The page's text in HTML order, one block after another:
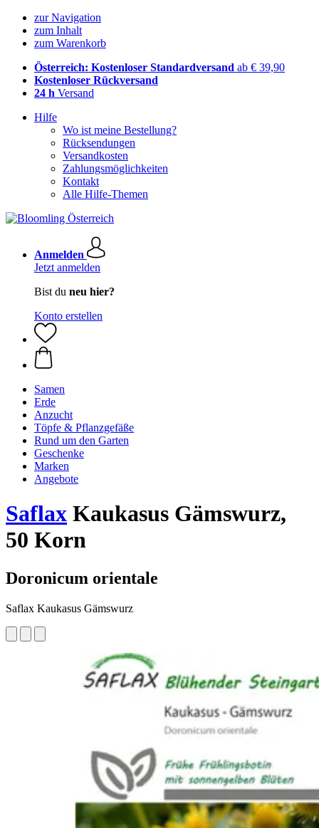
zur Navigation
zum Inhalt
zum Warenkorb
Österreich: Kostenloser Standardversand ab € 39,90
Kostenloser Rückversand
24 h Versand
Hilfe
Wo ist meine Bestellung?
Rücksendungen
Versandkosten
Zahlungsmöglichkeiten
Kontakt
Alle Hilfe-Themen
Anmelden
Jetzt anmelden
Bist du neu hier?
Konto erstellen
Samen
Erde
Anzucht
Töpfe & Pflanzgefäße
Rund um den Garten
Geschenke
Marken
Angebote
Saflax Kaukasus Gämswurz,
50 Korn
Doronicum orientale
Saflax Kaukasus Gämswurz